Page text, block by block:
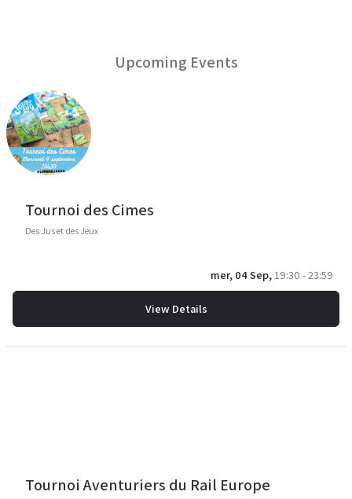
Upcoming Events
Tournoi des Cimes
Des Jus et des Jeux
mer, 04 Sep,19:30 - 23:59
View Details
Tournoi Aventuriers du Rail Europe